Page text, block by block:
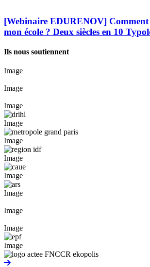
[Webinaire EDURENOV]
mon école ? Deux siècles en 10
Ils nous soutiennent
Image
Image
Image
Image
Image
Image
Image
Image
Image
Image
Image